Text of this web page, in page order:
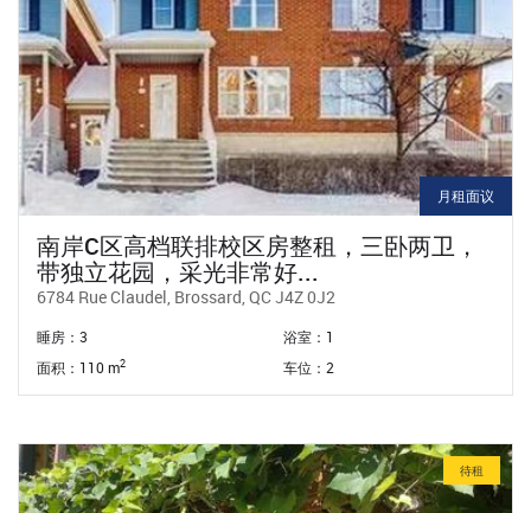
月租面议
南岸C区高档联排校区房整租，三卧两卫，
带独立花园，采光非常好...
6784 Rue Claudel, Brossard, QC J4Z 0J2
睡房：3
浴室：1
面积：110 m2 车位：2
待租